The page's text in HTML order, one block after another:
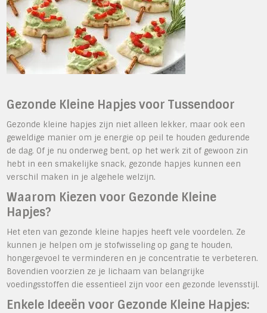
Gezonde Kleine Hapjes voor Tussendoor
Gezonde kleine hapjes zijn niet alleen lekker, maar ook een
geweldige manier om je energie op peil te houden gedurende
de dag. Of je nu onderweg bent, op het werk zit of gewoon zin
hebt in een smakelijke snack, gezonde hapjes kunnen een
verschil maken in je algehele welzijn.
Waarom Kiezen voor Gezonde Kleine
Hapjes?
Het eten van gezonde kleine hapjes heeft vele voordelen. Ze
kunnen je helpen om je stofwisseling op gang te houden,
hongergevoel te verminderen en je concentratie te verbeteren.
Bovendien voorzien ze je lichaam van belangrijke
voedingsstoffen die essentieel zijn voor een gezonde levensstijl.
Enkele Ideeën voor Gezonde Kleine Hapjes: